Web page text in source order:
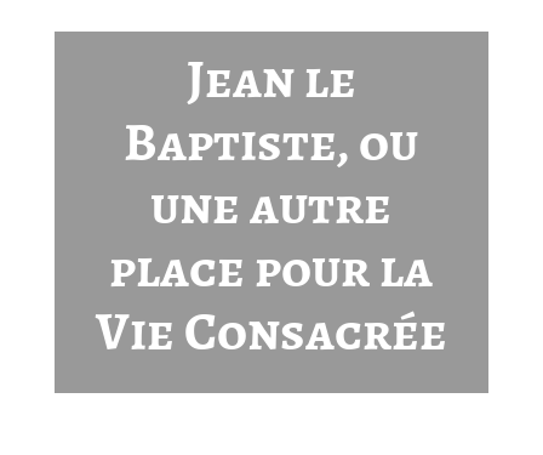
Jean le
Baptiste, ou
une autre
place pour la
Vie Consacrée